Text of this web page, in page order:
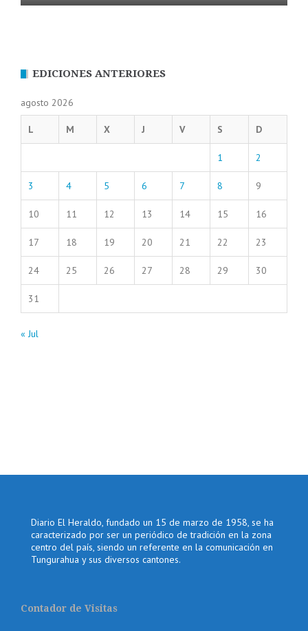
EDICIONES ANTERIORES
agosto 2026
L M X J V S D
1 2
3 4 5 6 7 8 9
10 11 12 13 14 15 16
17 18 19 20 21 22 23
24 25 26 27 28 29 30
31
« Jul
Diario El Heraldo, fundado un 15 de marzo de 1958, se ha
caracterizado por ser un periódico de tradición en la zona
centro del país, siendo un referente en la comunicación en
Tungurahua y sus diversos cantones.
Contador de Visitas